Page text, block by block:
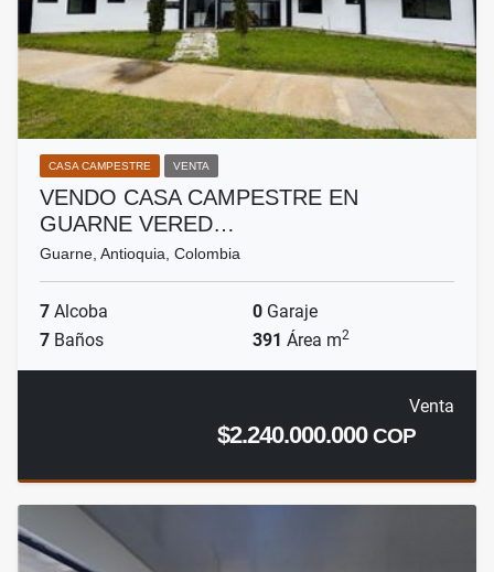
CASA CAMPESTRE VENTA
VENDO CASA CAMPESTRE EN
GUARNE VERED…
Guarne, Antioquia, Colombia
7 Alcoba 0 Garaje
7 Baños 391 Área m2
Venta
$2.240.000.000COP